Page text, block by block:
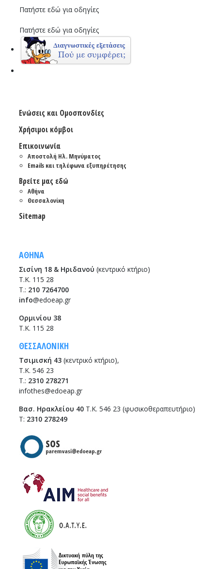
Πατήστε εδώ για οδηγίες
Πατήστε εδώ για οδηγίες
Ενώσεις και Ομοσπονδίες
Χρήσιμοι κόμβοι
Επικοινωνία
Αποστολή Ηλ. Μηνύματος
Emails και τηλέφωνα εξυπηρέτησης
Βρείτε μας εδώ
Αθήνα
Θεσσαλονίκη
Sitemap
ΑΘΗΝΑ
Σισίνη 18 & Ηριδανού (κεντρικό κτήριο)
Τ.Κ. 115 28
T.: 210 7264700
info@edoeap.gr
Ορμινίου 38
Τ.Κ. 115 28
ΘΕΣΣΑΛΟΝΙΚΗ
Τσιμισκή 43 (κεντρικό κτήριο),
Τ.Κ. 546 23
T.: 2310 278271
infothes@edoeap.gr
Βασ. Ηρακλείου 40 Τ.Κ. 546 23 (φυσικοθεραπευτήριο)
Τ: 2310 278249